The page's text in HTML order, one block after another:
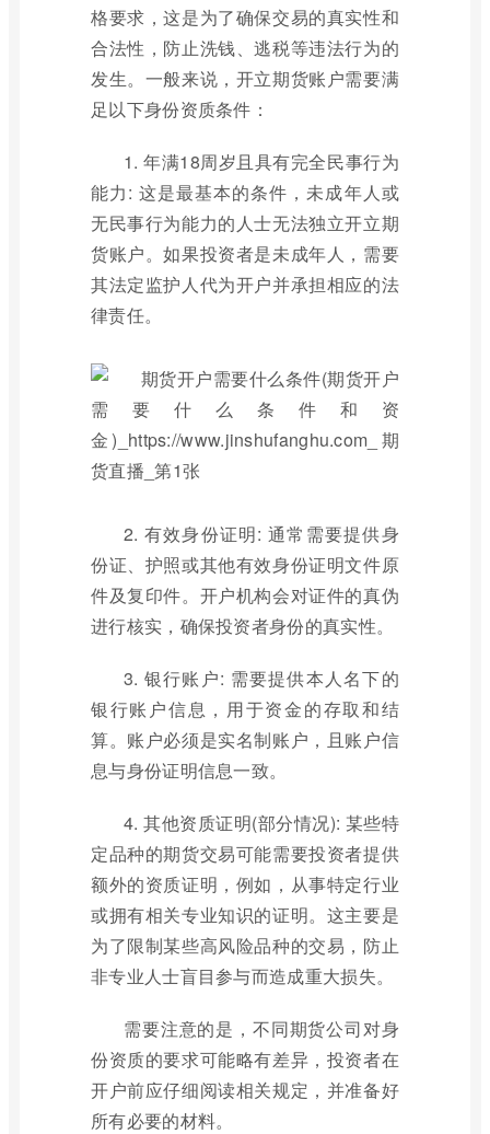
格要求，这是为了确保交易的真实性和
合法性，防止洗钱、逃税等违法行为的
发生。一般来说，开立期货账户需要满
足以下身份资质条件：
1. 年满18周岁且具有完全民事行为
能力: 这是最基本的条件，未成年人或
无民事行为能力的人士无法独立开立期
货账户。如果投资者是未成年人，需要
其法定监护人代为开户并承担相应的法
律责任。
2. 有效身份证明: 通常需要提供身
份证、护照或其他有效身份证明文件原
件及复印件。开户机构会对证件的真伪
进行核实，确保投资者身份的真实性。
3. 银行账户: 需要提供本人名下的
银行账户信息，用于资金的存取和结
算。账户必须是实名制账户，且账户信
息与身份证明信息一致。
4. 其他资质证明(部分情况): 某些特
定品种的期货交易可能需要投资者提供
额外的资质证明，例如，从事特定行业
或拥有相关专业知识的证明。这主要是
为了限制某些高风险品种的交易，防止
非专业人士盲目参与而造成重大损失。
需要注意的是，不同期货公司对身
份资质的要求可能略有差异，投资者在
开户前应仔细阅读相关规定，并准备好
所有必要的材料。